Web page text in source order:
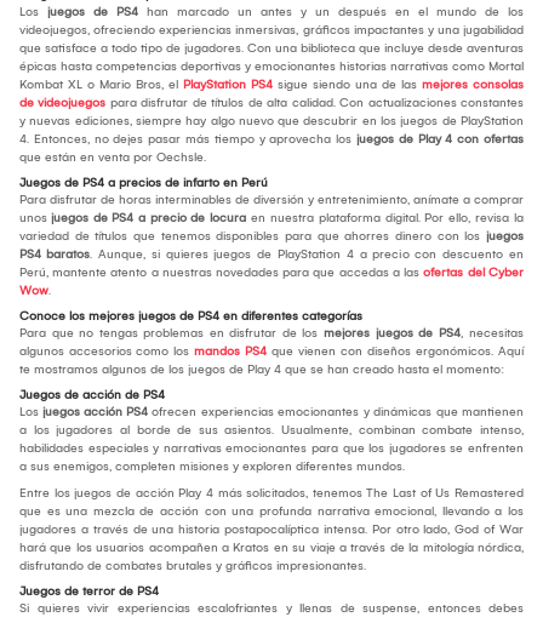
Los juegos de PS4 han marcado un antes y un después en el mundo de los
videojuegos, ofreciendo experiencias inmersivas, gráficos impactantes y una jugabilidad
que satisface a todo tipo de jugadores. Con una biblioteca que incluye desde aventuras
épicas hasta competencias deportivas y emocionantes historias narrativas como Mortal
Kombat XL o Mario Bros, el PlayStation PS4 sigue siendo una de las mejores consolas
de videojuegos para disfrutar de títulos de alta calidad. Con actualizaciones constantes
y nuevas ediciones, siempre hay algo nuevo que descubrir en los juegos de PlayStation
4. Entonces, no dejes pasar más tiempo y aprovecha los juegos de Play 4 con ofertas
que están en venta por Oechsle.
Juegos de PS4 a precios de infarto en Perú
Para disfrutar de horas interminables de diversión y entretenimiento, anímate a comprar
unos juegos de PS4 a precio de locura en nuestra plataforma digital. Por ello, revisa la
variedad de títulos que tenemos disponibles para que ahorres dinero con los juegos
PS4 baratos. Aunque, si quieres juegos de PlayStation 4 a precio con descuento en
Perú, mantente atento a nuestras novedades para que accedas a las ofertas del Cyber
Wow.
Conoce los mejores juegos de PS4 en diferentes categorías
Para que no tengas problemas en disfrutar de los mejores juegos de PS4, necesitas
algunos accesorios como los mandos PS4 que vienen con diseños ergonómicos. Aquí
te mostramos algunos de los juegos de Play 4 que se han creado hasta el momento:
Juegos de acción de PS4
Los juegos acción PS4 ofrecen experiencias emocionantes y dinámicas que mantienen
a los jugadores al borde de sus asientos. Usualmente, combinan combate intenso,
habilidades especiales y narrativas emocionantes para que los jugadores se enfrenten
a sus enemigos, completen misiones y exploren diferentes mundos.
Entre los juegos de acción Play 4 más solicitados, tenemos The Last of Us Remastered
que es una mezcla de acción con una profunda narrativa emocional, llevando a los
jugadores a través de una historia postapocalíptica intensa. Por otro lado, God of War
hará que los usuarios acompañen a Kratos en su viaje a través de la mitología nórdica,
disfrutando de combates brutales y gráficos impresionantes.
Juegos de terror de PS4
Si quieres vivir experiencias escalofriantes y llenas de suspense, entonces debes